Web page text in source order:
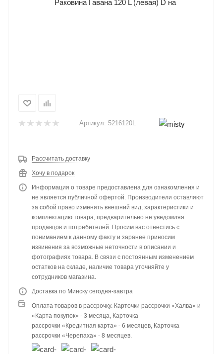
Артикул: 5216120L
Рассчитать доставку
Хочу в подарок
Информация о товаре предоставлена для ознакомления и
не является публичной офертой. Производители оставляют
за собой право изменять внешний вид, характеристики и
комплектацию товара, предварительно не уведомляя
продавцов и потребителей. Просим вас отнестись с
пониманием к данному факту и заранее приносим
извинения за возможные неточности в описании и
фотографиях товара. В связи с постоянным изменением
остатков на складе, наличие товара уточняйте у
сотрудников магазина.
Доставка по Минску сегодня-завтра
Оплата товаров в рассрочку. Карточки рассрочки «Халва» и
«Карта покупок» - 3 месяца, Карточка
рассрочки «Кредитная карта» - 6 месяцев, Карточка
рассрочки «Черепаха» - 8 месяцев.